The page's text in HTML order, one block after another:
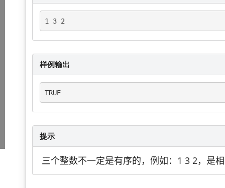
1 3 2
样例输出
TRUE
提示
三个整数不一定是有序的，例如：1 3 2，是